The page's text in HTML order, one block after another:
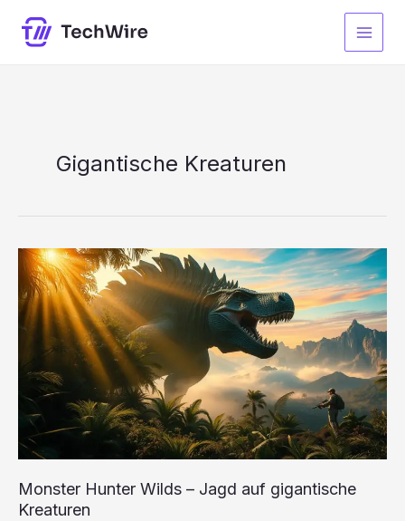
Inhalt
springen
Gigantische Kreaturen
Monster Hunter Wilds – Jagd auf gigantische
Kreaturen